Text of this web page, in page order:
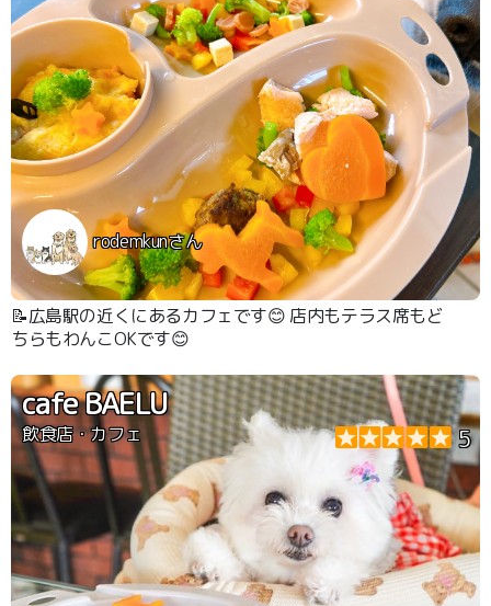
rodemkunさん
📝広島駅の近くにあるカフェです😊 店内もテラス席もど
ちらもわんこOKです😊
cafe BAELU
飲食店・カフェ 5